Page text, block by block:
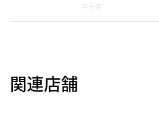
手土産
関連店舗